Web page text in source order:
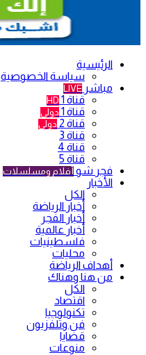
الرئيسية
سياسة الخصوصية
مباشر LIVE
قناة 1 HD
قناة 1 دولي
قناة 2 دولي
قناة 3
قناة 4
قناة 5
فجر شو أفلام ومسلسلات
الأخبار
الكل
أخبار الرياضة
أخبار الفجر
أخبار عالمية
فلسطينيات
محليات
أهداف الرياضة
من هنا وهناك
الكل
اقتصاد
تكنولوجيا
فن وتلفزيون
قضايا
منوعات